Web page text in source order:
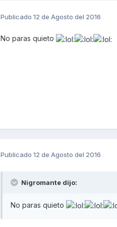
Publicado 12 de Agosto del 2016
No paras quieto
Publicado 12 de Agosto del 2016
Nigromante dijo:
No paras quieto